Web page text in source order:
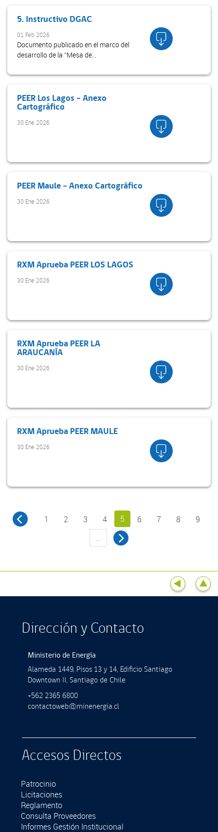
5. Instructivo DGAC
01 Feb 2026
Documento publicado en el marco del
desarrollo de la “Mesa de
colaboración entre la DGAC, el SEA y el
detalla el proced...
PEER Los Lagos – Anexo
Cartográfico
30 Ene 2026
PEER Maule – Anexo Cartográfico
30 Ene 2026
RXM Aprueba PEER LOS LAGOS
30 Ene 2026
RXM Aprueba PEER LA
ARAUCANÍA
30 Ene 2026
RXM Aprueba PEER MAULE
30 Ene 2026
1 2 3 4 5 6 7 8
9
…
Dirección y Contacto
Ministerio de Energía
Alameda 1449, Pisos 13 y 14, Ediﬁcio Santiago
Downtown II, Santiago de Chile
+562 2365 6800
contactoweb@minenergia.cl
Accesos Directos
Patrocinio
Licitaciones
Reglamento
Consulta Proveedores
Informes Gestión Institucional